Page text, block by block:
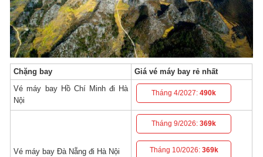
Chặng bay
Giá vé máy bay rẻ nhất
Vé máy bay Hồ Chí Minh đi Hà
Nội
Tháng 4/2027:490k
Vé máy bay Đà Nẵng đi Hà Nội
Tháng 9/2026:369k
Tháng 10/2026: 369k